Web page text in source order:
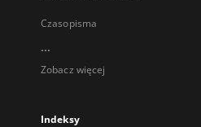
Czasopisma
...
Zobacz więcej
Indeksy